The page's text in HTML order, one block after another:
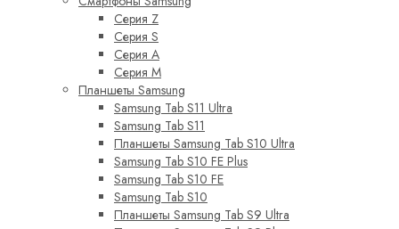
Серия Z
Серия S
Серия A
Серия M
Планшеты Samsung
Samsung Tab S11 Ultra
Samsung Tab S11
Планшеты Samsung Tab S10 Ultra
Samsung Tab S10 FE Plus
Samsung Tab S10 FE
Samsung Tab S10
Планшеты Samsung Tab S9 Ultra